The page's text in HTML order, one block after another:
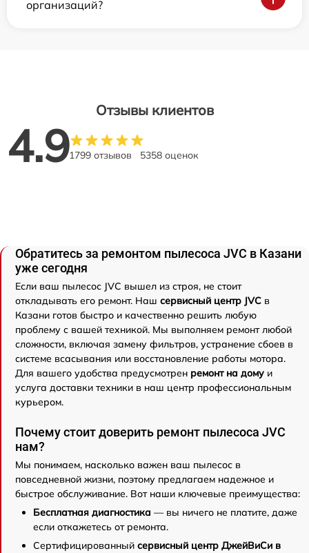
организаций?
Отзывы клиентов
4.91799 отзывов 5358 оценок
Обратитесь за ремонтом пылесоса JVC в Казани
уже сегодня
Если ваш пылесос JVC вышел из строя, не стоит
откладывать его ремонт. Наш сервисный центр JVC в
Казани готов быстро и качественно решить любую
проблему с вашей техникой. Мы выполняем ремонт любой
сложности, включая замену фильтров, устранение сбоев в
системе всасывания или восстановление работы мотора.
Для вашего удобства предусмотрен ремонт на дому и
услуга доставки техники в наш центр профессиональным
курьером.
Почему стоит доверить ремонт пылесоса JVC
нам?
Мы понимаем, насколько важен ваш пылесос в
повседневной жизни, поэтому предлагаем надежное и
быстрое обслуживание. Вот наши ключевые преимущества:
Бесплатная диагностика — вы ничего не платите, даже
если откажетесь от ремонта.
Сертифицированный сервисный центр ДжейВиСи в